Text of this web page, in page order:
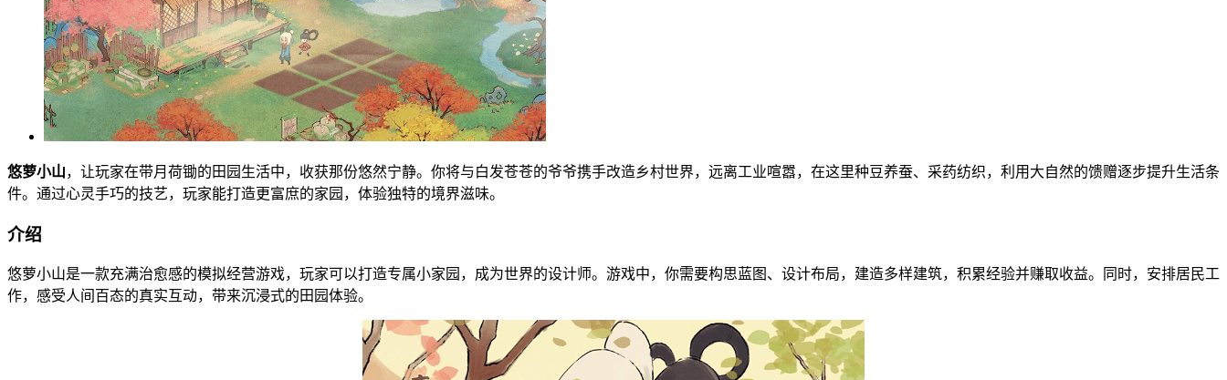
悠萝小山，让玩家在带月荷锄的田园生活中，收获那份悠然宁静。你将与白发苍苍的爷爷携手改造乡村世界，远离工业喧嚣，在这里种豆养蚕、采药纺织，利用大自然的馈赠逐步提升生活条
件。通过心灵手巧的技艺，玩家能打造更富庶的家园，体验独特的境界滋味。
介绍
悠萝小山是一款充满治愈感的模拟经营游戏，玩家可以打造专属小家园，成为世界的设计师。游戏中，你需要构思蓝图、设计布局，建造多样建筑，积累经验并赚取收益。同时，安排居民工
作，感受人间百态的真实互动，带来沉浸式的田园体验。